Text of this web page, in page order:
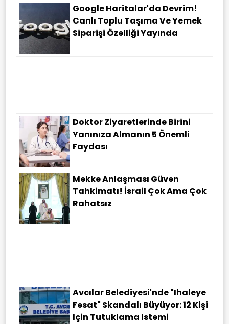
Google Haritalar'da Devrim!
Canlı Toplu Taşıma Ve Yemek
Siparişi Özelliği Yayında
Doktor Ziyaretlerinde Birini
Yanınıza Almanın 5 Önemli
Faydası
Mekke Anlaşması Güven
Tahkimatı! İsrail Çok Ama Çok
Rahatsız
Avcılar Belediyesi'nde "ihaleye
Fesat" Skandalı Büyüyor: 12 Kişi
Için Tutuklama Istemi